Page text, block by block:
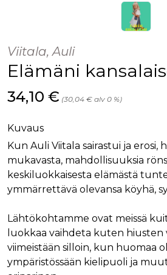
Viitala, Auli
Elämäni
Hinta nyt
34,10 € (30,04 € alv 0 %)
Kuvaus
Kun Auli Viitala sairastui ja erosi,
mukavasta, mahdollisuuksia
keskiluokkaisesta elämästä
ymmärrettävä olevansa köyhä,
Lähtökohtamme ovat meissä
luokkaa vaihdeta kuten hiusten
viimeistään silloin, kun huomaa
ympäristössään kielipuoli ja